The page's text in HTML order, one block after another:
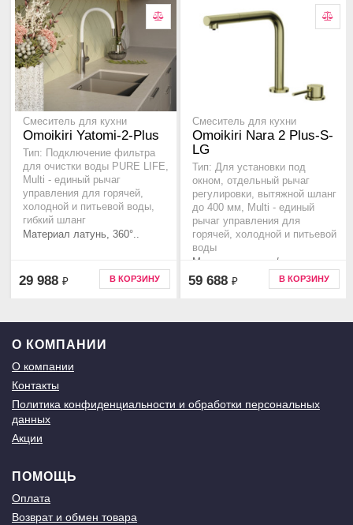
Смеситель для кухни
Omoikiri Yatomi-2-Plus
Тип: Подключение фильтра
для очистки воды PURE LIFE,
Multi - единый рычаг
управления для горячей,
холодной и питьевой воды,
гибкий шланг
Материал латунь, 360°..
29 988 ₽ В КОРЗИНУ
Смеситель для кухни
Omoikiri Nara 2 Plus-S-
LG
Тип: Для установки под
окном, отдельный рычаг
регулировки, вытяжной шланг
до 400 мм, Multi - единый
рычаг управления для
горячей, холодной и питьевой
воды
Материал латунь/светлое
золото, 360°..
59 688 ₽ В КОРЗИНУ
О КОМПАНИИ
О компании
Контакты
Политика конфиденциальности и обработки персональных
данных
Акции
ПОМОЩЬ
Оплата
Возврат и обмен товара